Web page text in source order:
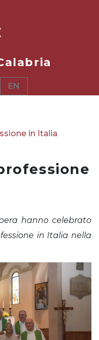
EN
in Italia
hanno celebrato
in Italia nella